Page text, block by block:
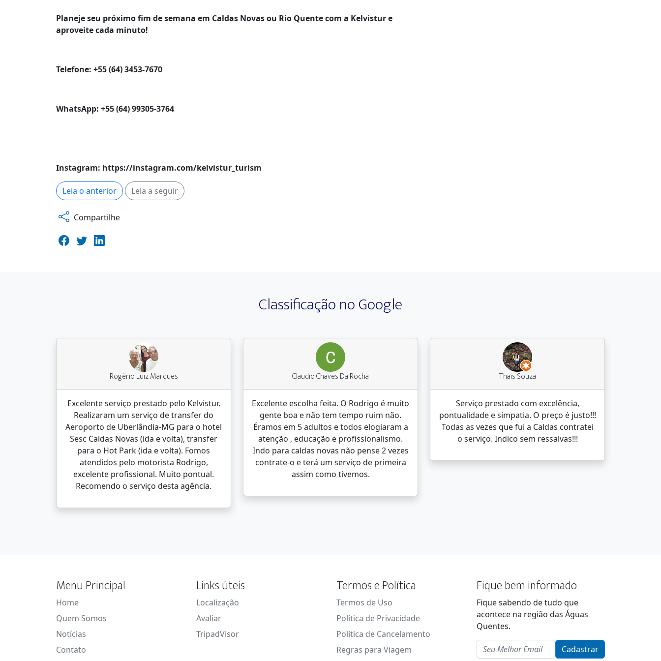
Planeje seu próximo fim de semana em Caldas Novas ou Rio Quente com a Kelvistur e
aproveite cada minuto!
Telefone: +55 (64) 3453-7670
WhatsApp: +55 (64) 99305-3764
Instagram: https://instagram.com/kelvistur_turism
Leia o anterior Leia a seguir
Compartilhe
Classificação no Google
Rogério Luiz Marques
Excelente serviço prestado pelo Kelvistur.
Realizaram um serviço de transfer do
Aeroporto de Uberlândia-MG para o hotel
Sesc Caldas Novas (ida e volta), transfer
para o Hot Park (ida e volta). Fomos
atendidos pelo motorista Rodrigo,
excelente profissional. Muito pontual.
Recomendo o serviço desta agência.
Claudio Chaves Da Rocha
Excelente escolha feita. O Rodrigo é muito
gente boa e não tem tempo ruim não.
Éramos em 5 adultos e todos elogiaram a
atenção , educação e profissionalismo.
Indo para caldas novas não pense 2 vezes
contrate-o e terá um serviço de primeira
assim como tivemos.
Thais Souza
Serviço prestado com excelência,
pontualidade e simpatia. O preço é justo!!!
Todas as vezes que fui a Caldas contratei
o serviço. Indico sem ressalvas!!!
Menu Principal
Home
Quem Somos
Notícias
Contato
Links úteis
Localização
Avaliar
TripadVisor
Termos e Política
Termos de Uso
Política de Privacidade
Política de Cancelamento
Regras para Viagem
Fique bem informado
Fique sabendo de tudo que
acontece na região das Águas
Quentes.
Email
Cadastrar